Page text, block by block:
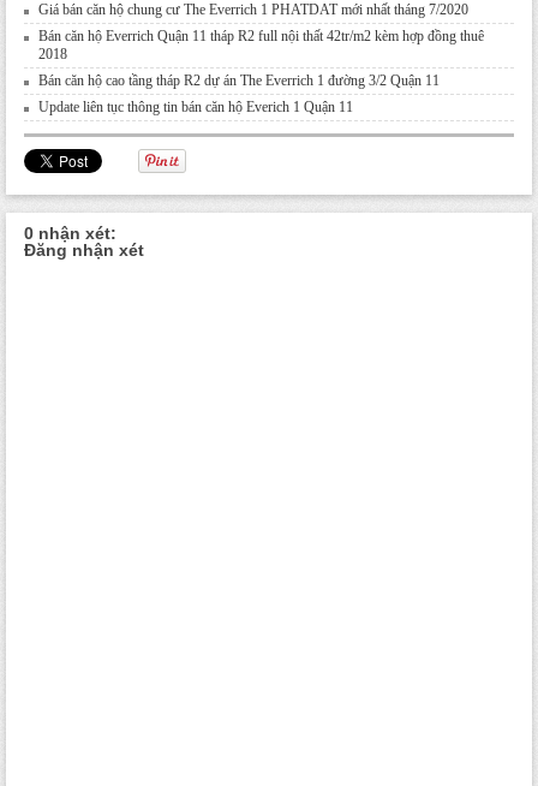
Giá bán căn hộ chung cư The Everrich 1 PHATDAT mới nhất tháng 7/2020
Bán căn hộ Everrich Quận 11 tháp R2 full nội thất 42tr/m2 kèm hợp đồng thuê
2018
Bán căn hộ cao tầng tháp R2 dự án The Everrich 1 đường 3/2 Quận 11
Update liên tục thông tin bán căn hộ Everich 1 Quận 11
0 nhận xét:
Đăng nhận xét